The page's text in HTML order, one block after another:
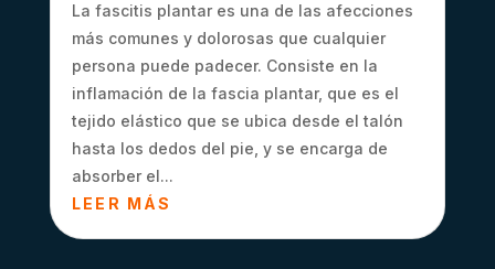
La fascitis plantar es una de las afecciones
más comunes y dolorosas que cualquier
persona puede padecer. Consiste en la
inflamación de la fascia plantar, que es el
tejido elástico que se ubica desde el talón
hasta los dedos del pie, y se encarga de
absorber el...
LEER MÁS